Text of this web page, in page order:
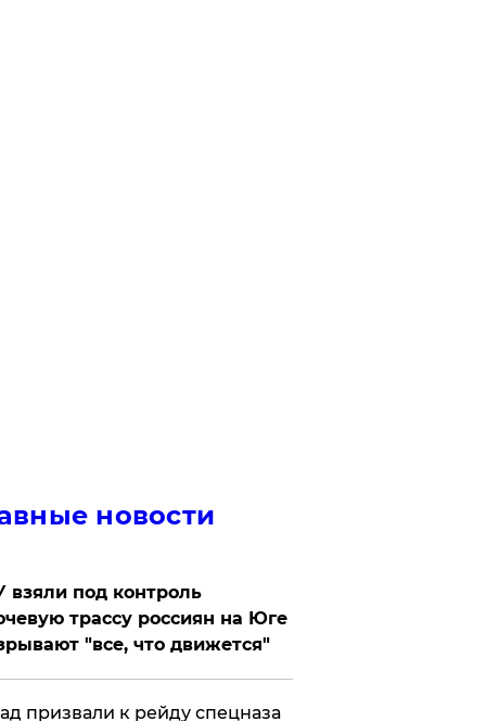
новости
взяли под контроль
трассу россиян на Юге
"все, что движется"
призвали к рейду спецназа